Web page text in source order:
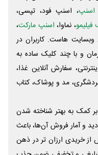
اسنپ، اسنپ فود، تپسی،
، نماوا، اسنپ مارکت،
وبسایت ‌هاست. کاربران در
و با چند کلیک ساده به
سفارش آنلاین غذا،
مد و پوشاک، کتاب
بر کمک به بهتر شناخته شدن
و آمار فروش آن‌ها، باعث
خریدی ارزان تر در ذهن